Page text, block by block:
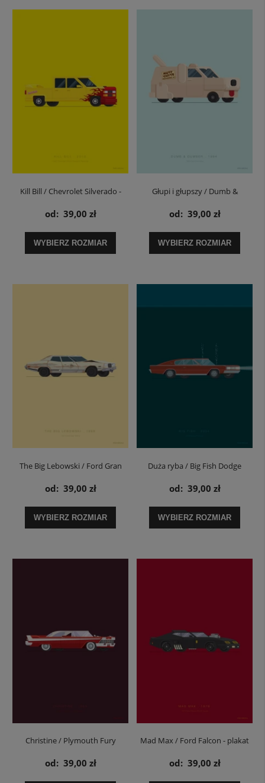
Kill Bill / Chevrolet Silverado -
plakat
od: 39,00 zł
WYBIERZ ROZMIAR
Głupi i głupszy / Dumb &
Dumber Ford Econoline - plakat
od: 39,00 zł
WYBIERZ ROZMIAR
The Big Lebowski / Ford Gran
Torino - plakat
od: 39,00 zł
WYBIERZ ROZMIAR
Duża ryba / Big Fish Dodge
Charger - plakat
od: 39,00 zł
WYBIERZ ROZMIAR
Christine / Plymouth Fury
Belvedere - plakat
od: 39,00 zł
Mad Max / Ford Falcon - plakat
od: 39,00 zł